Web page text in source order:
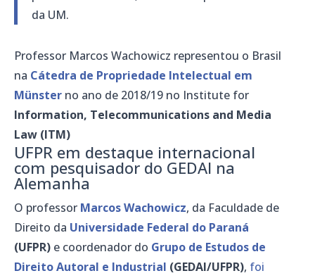
da UM.
Professor Marcos Wachowicz representou o Brasil
na Cátedra de Propriedade Intelectual em
Münster no ano de 2018/19 no Institute for
Information, Telecommunications and Media
Law (ITM)
UFPR em destaque internacional
com pesquisador do GEDAI na
Alemanha
O professor Marcos Wachowicz, da Faculdade de
Direito da Universidade Federal do Paraná
(UFPR) e coordenador do Grupo de Estudos de
Direito Autoral e Industrial (GEDAI/UFPR), foi